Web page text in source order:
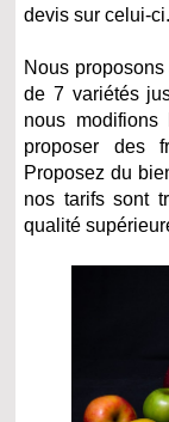
devis sur celui-ci.
Nous
de 7 variétés
nous
proposer des
Proposez du
nos tarifs sont
qualité